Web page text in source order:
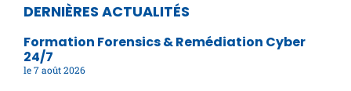
DERNIÈRES ACTUALITÉS
Formation Forensics & Remédiation Cyber
24/7
7 août 2026